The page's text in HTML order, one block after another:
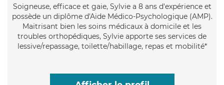
Soigneuse, efficace et gaie, Sylvie a 8 ans d'expérience et
possède un diplôme d'Aide Médico-Psychologique (AMP).
Maitrisant bien les soins médicaux à domicile et les
troubles orthopédiques, Sylvie apporte ses services de
lessive/repassage, toilette/habillage, repas et mobilité*